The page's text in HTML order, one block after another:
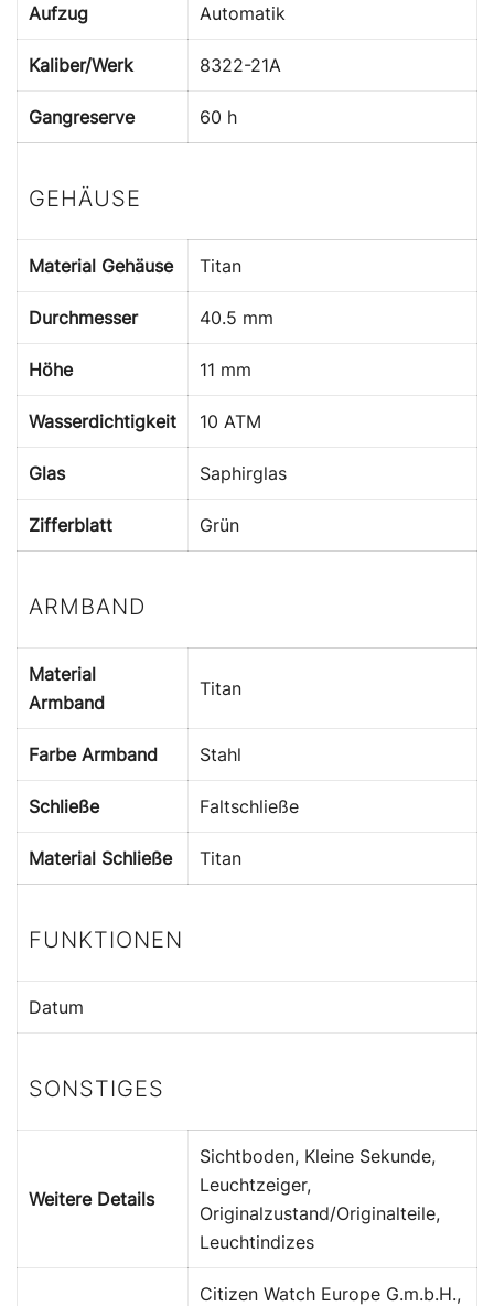
Aufzug Automatik
Kaliber/Werk 8322-21A
Gangreserve 60 h
GEHÄUSE
Material Gehäuse Titan
Durchmesser 40.5 mm
Höhe 11 mm
Wasserdichtigkeit 10 ATM
Glas Saphirglas
Zifferblatt Grün
ARMBAND
Material
Armband
Titan
Farbe Armband Stahl
Schließe Faltschließe
Material Schließe Titan
FUNKTIONEN
Datum
SONSTIGES
Weitere Details
Sichtboden, Kleine Sekunde,
Leuchtzeiger,
Originalzustand/Originalteile,
Leuchtindizes
Citizen Watch Europe G.m.b.H.,